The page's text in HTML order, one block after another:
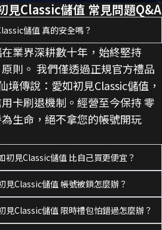
見Classic儲值 常見問題Q&A
儲值 真的安全嗎？
業界深耕數十年，始終堅持
原則。 我們僅透過正規官方禮品
境傳說：愛如初見Classic儲值，
卡刷退機制。經營至今保持 零
生命，絕不拿您的帳號開玩
初見Classic儲值 比自己買更便宜？
見Classic儲值 帳號被鎖怎麼辦？
見Classic儲值 限時禮包怕錯過怎麼辦？